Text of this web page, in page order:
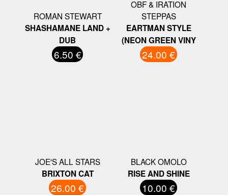
ROMAN STEWART
SHASHAMANE LAND +
DUB
6.50 €
OBF & IRATION
STEPPAS
EARTMAN STYLE
(NEON GREEN VINY
24.00 €
JOE'S ALL STARS
BRIXTON CAT
26.00 €
BLACK OMOLO
RISE AND SHINE
10.00 €